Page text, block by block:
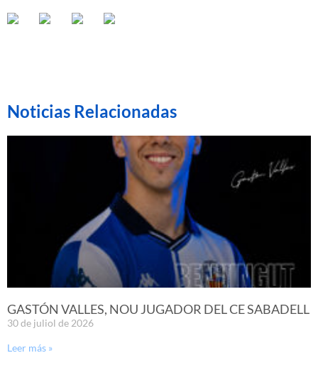
Noticias Relacionadas
GASTÓN VALLES, NOU JUGADOR DEL CE SABADELL
30 de juliol de 2026
Leer más »